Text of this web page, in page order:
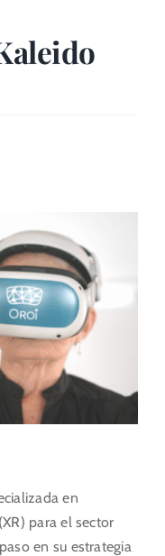
en
para el sector
en su estrategia